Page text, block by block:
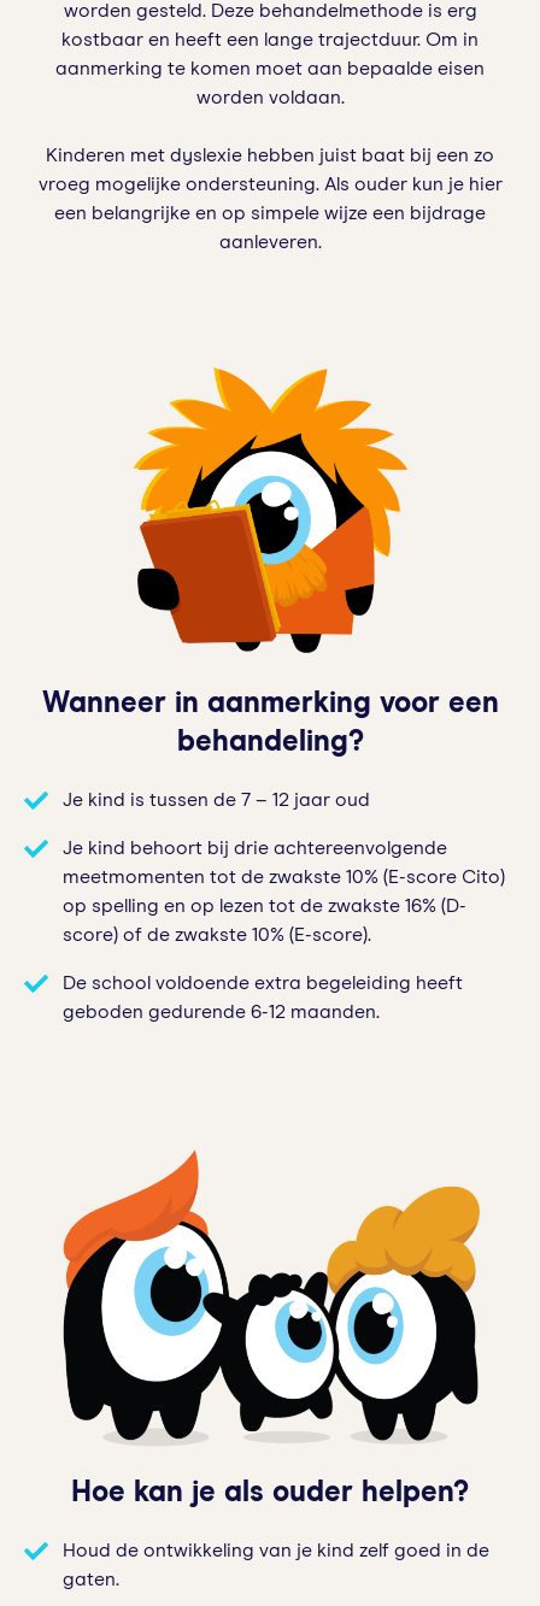
worden gesteld. Deze behandelmethode is erg
kostbaar en heeft een lange trajectduur. Om in
aanmerking te komen moet aan bepaalde eisen
worden voldaan.
Kinderen met dyslexie hebben juist baat bij een zo
vroeg mogelijke ondersteuning. Als ouder kun je hier
een belangrijke en op simpele wijze een bijdrage
aanleveren.
Wanneer in aanmerking voor een
behandeling?
Je kind is tussen de 7 – 12 jaar oud
Je kind behoort bij drie achtereenvolgende
meetmomenten tot de zwakste 10% (E-score Cito)
op spelling en op lezen tot de zwakste 16% (D-
score) of de zwakste 10% (E-score).
De school voldoende extra begeleiding heeft
geboden gedurende 6-12 maanden.
Hoe kan je als ouder helpen?
Houd de ontwikkeling van je kind zelf goed in de
gaten.